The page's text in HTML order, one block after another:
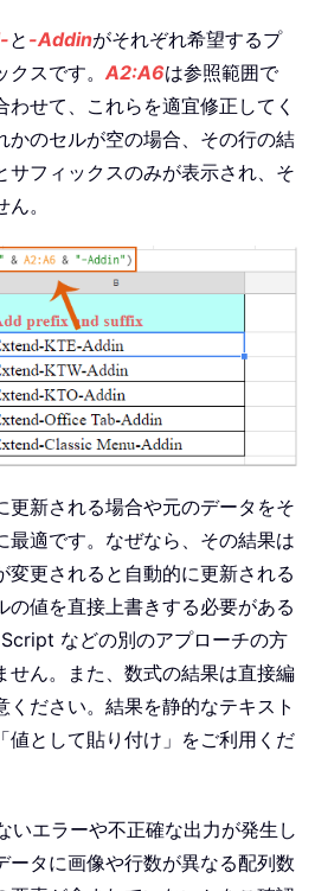
と -Addinがそれぞれ希望するプ
スです。 A2:A6は参照範囲で
せて、これらを適宜修正してく
かのセルが空の場合、その行の結
サフィックスのみが表示され、そ
。
更新される場合や元のデータをそ
最適です。なぜなら、その結果は
変更されると自動的に更新される
の値を直接上書きする必要がある
などの別のアプローチの方
せん。また、数式の結果は直接編
ださい。結果を静的なテキスト
値として貼り付け」をご利用くだ
いエラーや不正確な出力が発生し
ータに画像や行数が異なる配列数